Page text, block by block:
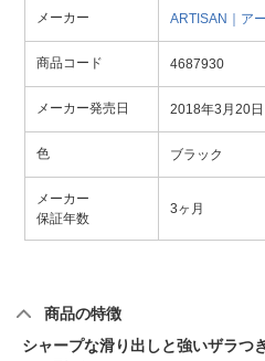
メーカー ARTISAN｜ア
商品コード 4687930
メーカー発売日 2018年3月20日
色 ブラック
メーカー
保証年数
3ヶ月
商品の特徴
シャープな滑り出しと強いザラつ